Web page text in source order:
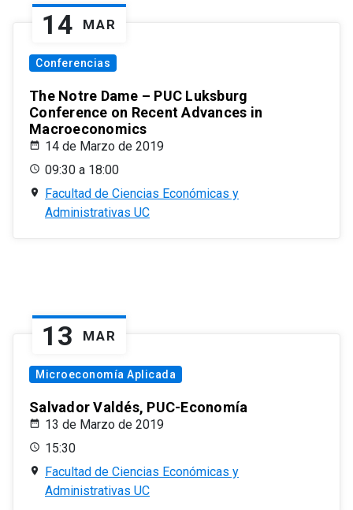
14 MAR
Conferencias
The Notre Dame – PUC Luksburg
Conference on Recent Advances in
Macroeconomics
14 de Marzo de 2019
09:30 a 18:00
Facultad de Ciencias Económicas y
Administrativas UC
13 MAR
Microeconomía Aplicada
Salvador Valdés, PUC-Economía
13 de Marzo de 2019
15:30
Facultad de Ciencias Económicas y
Administrativas UC